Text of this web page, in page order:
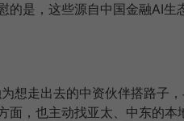
是，这些源自中国金融AI生
想走出去的中资伙伴搭路子
面，也主动找亚太、中东的本